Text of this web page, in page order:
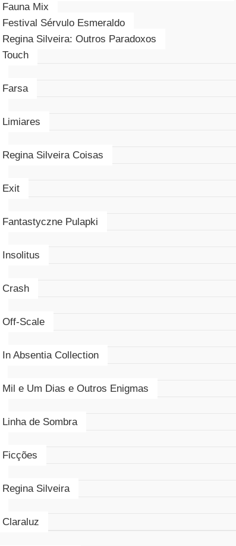
Fauna Mix
Festival Sérvulo Esmeraldo
Regina Silveira: Outros Paradoxos
Touch
Farsa
Limiares
Regina Silveira Coisas
Exit
Fantastyczne Pulapki
Insolitus
Crash
Off-Scale
In Absentia Collection
Mil e Um Dias e Outros Enigmas
Linha de Sombra
Ficções
Regina Silveira
Claraluz